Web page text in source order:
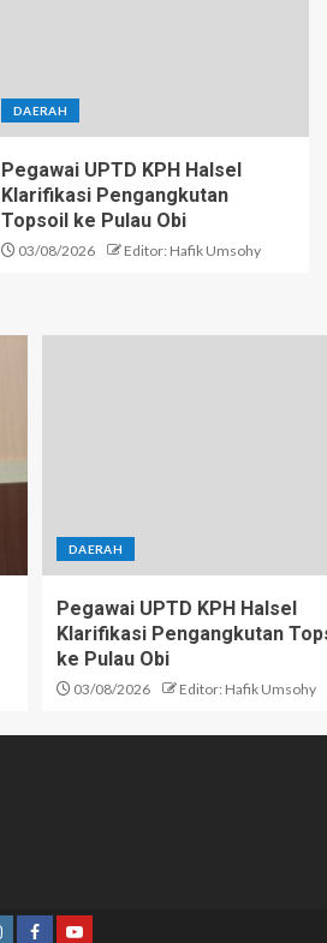
DAERAH
Pegawai UPTD KPH Halsel
Klarifikasi Pengangkutan
Topsoil ke Pulau Obi
03/08/2026 Editor: Hafik Umsohy
DAERAH
Pegawai UPTD KPH Halsel
Klarifikasi Pengangkutan
ke Pulau Obi
03/08/2026 Editor: Hafik Umsohy